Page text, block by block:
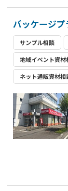
パッケージ
サンプル相談
地域イベント資材
ネット通販資材相